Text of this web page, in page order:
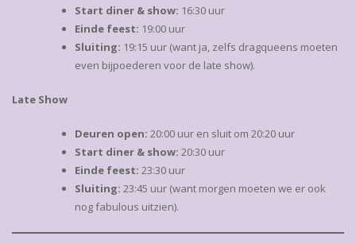
Start diner & show: 16:30 uur
Einde feest: 19:00 uur
Sluiting: 19:15 uur (want ja, zelfs dragqueens moeten
even bijpoederen voor de late show).
Late Show
Deuren open: 20:00 uur en sluit om 20:20 uur
Start diner & show: 20:30 uur
Einde feest: 23:30 uur
Sluiting: 23:45 uur (want morgen moeten we er ook
nog fabulous uitzien).